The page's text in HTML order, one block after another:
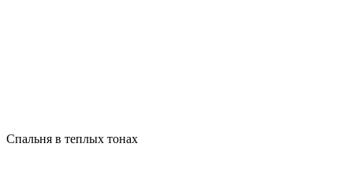
Спальня в теплых тонах